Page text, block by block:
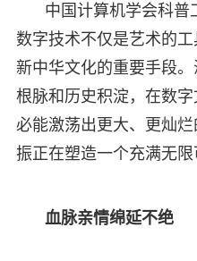
中国计算机学会科普
数字技术不仅是艺术的
新中华文化的重要手段
根脉和历史积淀，在数字
必能激荡出更大、更灿
振正在塑造一个充满无限
血脉亲情绵延不绝